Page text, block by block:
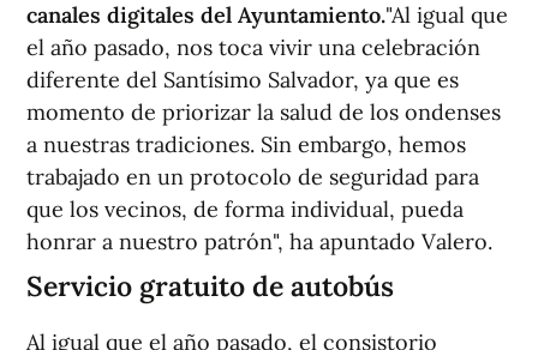
canales digitales del Ayuntamiento."Al igual que
el año pasado, nos toca vivir una celebración
diferente del Santísimo Salvador, ya que es
momento de priorizar la salud de los ondenses
a nuestras tradiciones. Sin embargo, hemos
trabajado en un protocolo de seguridad para
que los vecinos, de forma individual, pueda
honrar a nuestro patrón", ha apuntado Valero.
Servicio gratuito de autobús
Al igual que el año pasado, el consistorio